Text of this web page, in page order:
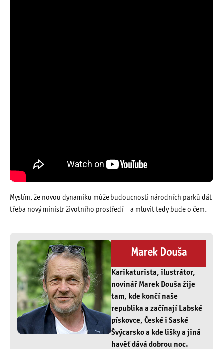
Myslím, že novou dynamiku může budoucnosti národních parků dát
třeba nový ministr životního prostředí – a mluvit tedy bude o čem.
Marek Douša
Karikaturista, ilustrátor,
novinář Marek Douša žije
tam, kde končí naše
republika a začínají Labské
pískovce, České i Saské
Švýcarsko a kde lišky a jiná
havěť dává dobrou noc.